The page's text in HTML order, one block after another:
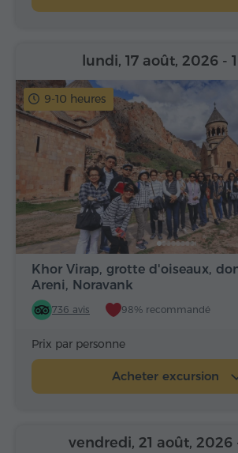
9-10 heures
Khor Virap, grotte d'oiseaux,
Areni, Noravank
736 avis 98% recommandé
lundi, 17 août, 2026 -
Prix par personne
Acheter excursion
vendredi, 21 août, 2026